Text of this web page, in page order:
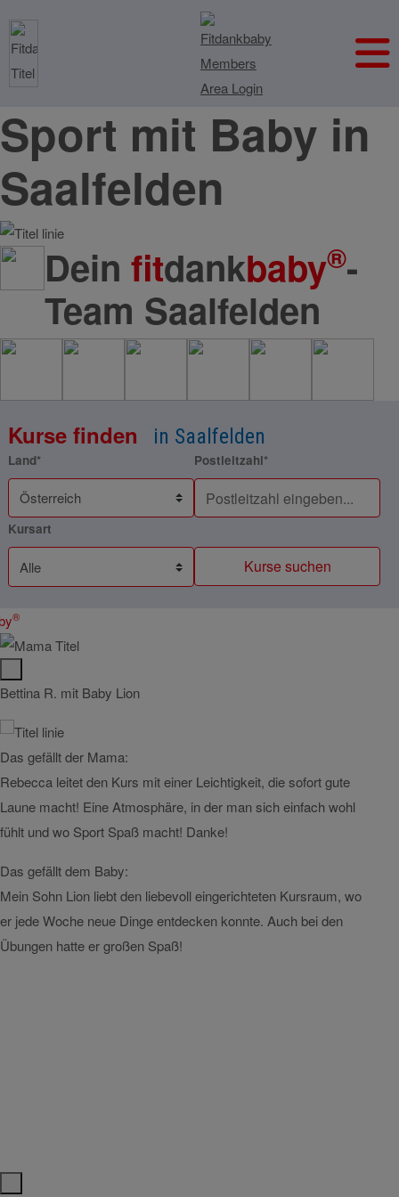
Sport mit Baby in
Saalfelden
Dein fitdankbaby®-
Team Saalfelden
Kurse finden in Saalfelden
Land* Postleitzahl*
Kursart
Kurse suchen
®
Bettina R. mit Baby Lion
Das gefällt der Mama:
Rebecca leitet den Kurs mit einer Leichtigkeit, die sofort gute
Laune macht! Eine Atmosphäre, in der man sich einfach wohl
fühlt und wo Sport Spaß macht! Danke!
Das gefällt dem Baby:
Mein Sohn Lion liebt den liebevoll eingerichteten Kursraum, wo
er jede Woche neue Dinge entdecken konnte. Auch bei den
Übungen hatte er großen Spaß!